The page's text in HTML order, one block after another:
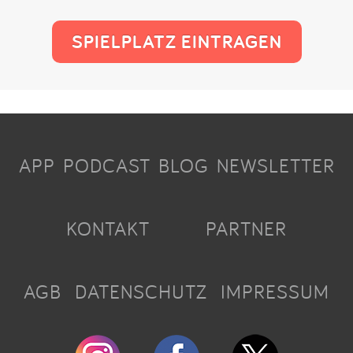
SPIELPLATZ EINTRAGEN
APP PODCAST BLOG NEWSLETTER
KONTAKT PARTNER
AGB DATENSCHUTZ IMPRESSUM